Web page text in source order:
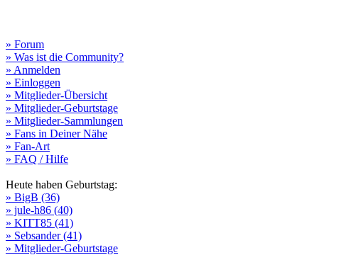
» Forum
» Was ist die Community?
» Anmelden
» Einloggen
» Mitglieder-Übersicht
» Mitglieder-Geburtstage
» Mitglieder-Sammlungen
» Fans in Deiner Nähe
» Fan-Art
» FAQ / Hilfe
Heute haben Geburtstag:
» BigB (36)
» jule-h86 (40)
» KITT85 (41)
» Sebsander (41)
» Mitglieder-Geburtstage